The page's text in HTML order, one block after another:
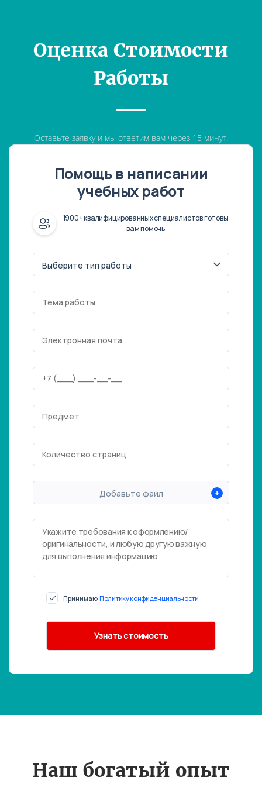
Оценка Стоимости
Работы
Оставьте заявку и мы ответим вам через 15 минут!
Помощь в написании
учебных работ
1900+ квалифицированных специалистов готовы
вам помочь
Добавьте файл +
Принимаю Политику конфиденциальности
Наш богатый опыт